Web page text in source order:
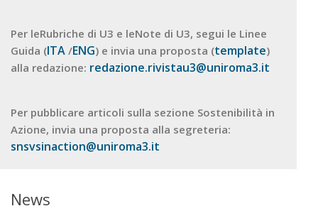
Per leRubriche di U3 e leNote di U3, segui le Linee
Guida (ITA /ENG) e invia una proposta (template)
alla redazione: redazione.rivistau3@uniroma3.it
Per pubblicare articoli sulla sezione Sostenibilità in
Azione, invia una proposta alla segreteria:
snsvsinaction@uniroma3.it
News